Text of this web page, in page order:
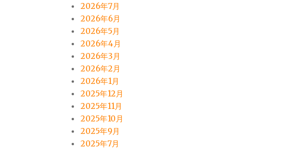
2026年7月
2026年6月
2026年5月
2026年4月
2026年3月
2026年2月
2026年1月
2025年12月
2025年11月
2025年10月
2025年9月
2025年7月